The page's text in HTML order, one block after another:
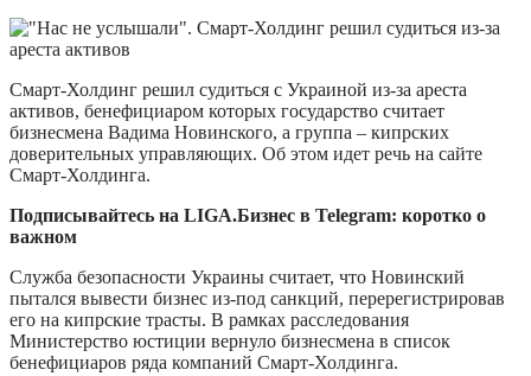
Смарт-Холдинг решил судиться с Украиной из-за ареста
активов, бенефициаром которых государство считает
бизнесмена Вадима Новинского, а группа – кипрских
доверительных управляющих. Об этом идет речь на сайте
Смарт-Холдинга.
Подписывайтесь на LIGA.Бизнес в Telegram: коротко о
важном
Служба безопасности Украины считает, что Новинский
пытался вывести бизнес из-под санкций, перерегистрировав
его на кипрские трасты. В рамках расследования
Министерство юстиции вернуло бизнесмена в список
бенефициаров ряда компаний Смарт-Холдинга.